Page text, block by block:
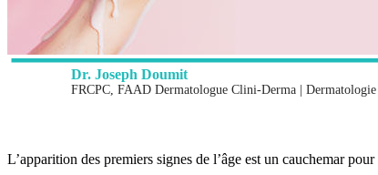
Dr. Joseph Doumit
FRCPC, FAAD Dermatologue Clini-Derma | Dermatologie
L’apparition des premiers signes de l’âge est un cauchemar